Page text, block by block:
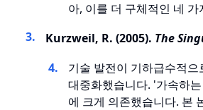
아, 이를 더 구체적인 네
Kurzweil, R. (2005). The
기술 발전이 기하급수적
대중화했습니다. '가속하
에 크게 의존했습니다. 본